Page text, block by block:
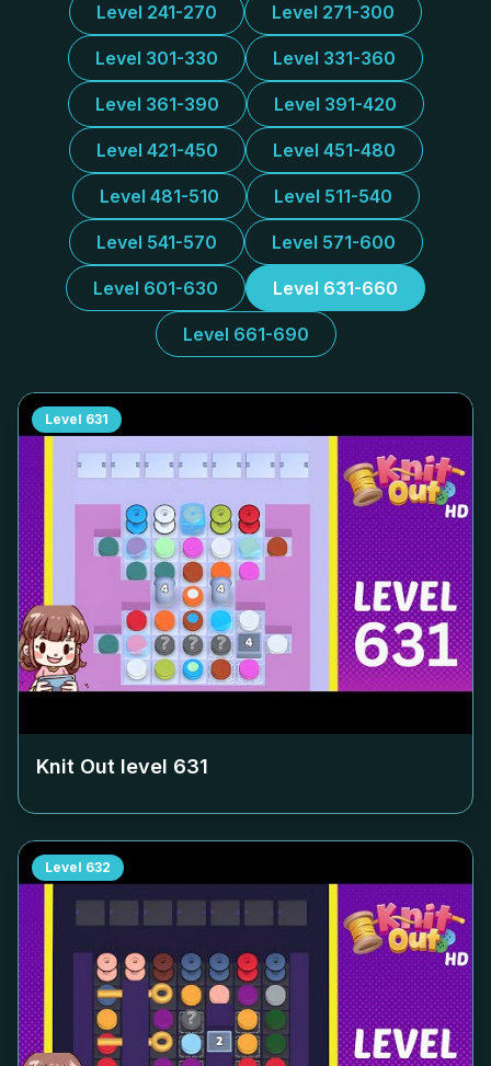
Level 241-270 Level 271-300
Level 301-330 Level 331-360
Level 361-390 Level 391-420
Level 421-450 Level 451-480
Level 481-510 Level 511-540
Level 541-570 Level 571-600
Level 601-630 Level 631-660
Level 661-690
Level 631
Knit Out level 631
Level 632